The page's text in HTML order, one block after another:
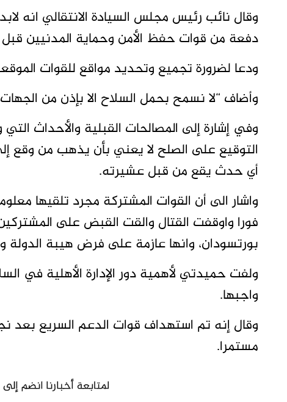
وقال نائب رئيس مجلس السيادة الانتقالي انه
دفعة من قوات حفظ الأمن وحماية المدنيين قبل
ودعا لضرورة تجميع وتحديد مواقع للقوات
وأضاف “لا نسمح بحمل السلاح الا بإذن من
وفي إشارة إلى المصالحات القبلية والأحداث
التوقيع على الصلح لا يعني بأن يذهب من وقع
أي حدث يقع من قبل عشيرته.
واشار الى أن القوات المشتركة مجرد تلقيها
فورا واوقفت القتال والقت القبض على
بورتسودان، وانها عازمة على فرض هيبة الدولة
ولفت حميدتي لأهمية دور الإدارة الأهلية في
واجبها.
وقال إنه تم استهداف قوات الدعم السريع بعد
مستمرا.